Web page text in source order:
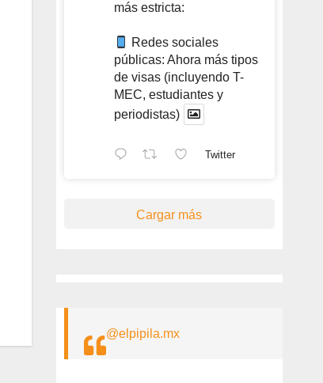
más estricta:
Redes sociales
públicas: Ahora más tipos
de visas (incluyendo T-
MEC, estudiantes y
periodistas)
Twitter
Cargar más
@elpipila.mx